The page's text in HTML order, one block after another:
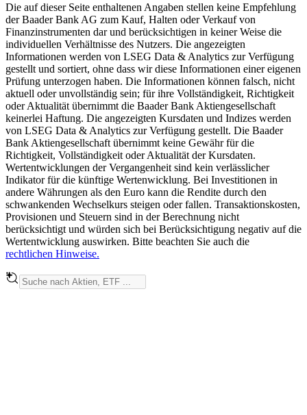
Die auf dieser Seite enthaltenen Angaben stellen keine Empfehlung
der Baader Bank AG zum Kauf, Halten oder Verkauf von
Finanzinstrumenten dar und berücksichtigen in keiner Weise die
individuellen Verhältnisse des Nutzers. Die angezeigten
Informationen werden von LSEG Data & Analytics zur Verfügung
gestellt und sortiert, ohne dass wir diese Informationen einer eigenen
Prüfung unterzogen haben. Die Informationen können falsch, nicht
aktuell oder unvollständig sein; für ihre Vollständigkeit, Richtigkeit
oder Aktualität übernimmt die Baader Bank Aktiengesellschaft
keinerlei Haftung. Die angezeigten Kursdaten und Indizes werden
von LSEG Data & Analytics zur Verfügung gestellt. Die Baader
Bank Aktiengesellschaft übernimmt keine Gewähr für die
Richtigkeit, Vollständigkeit oder Aktualität der Kursdaten.
Wertentwicklungen der Vergangenheit sind kein verlässlicher
Indikator für die künftige Wertenwicklung. Bei Investitionen in
andere Währungen als den Euro kann die Rendite durch den
schwankenden Wechselkurs steigen oder fallen. Transaktionskosten,
Provisionen und Steuern sind in der Berechnung nicht
berücksichtigt und würden sich bei Berücksichtigung negativ auf die
Wertentwicklung auswirken. Bitte beachten Sie auch die
rechtlichen Hinweise.